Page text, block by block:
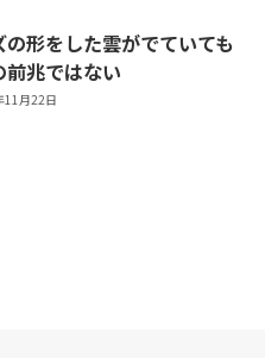
の形をした雲がでていても
前兆ではない
11月22日